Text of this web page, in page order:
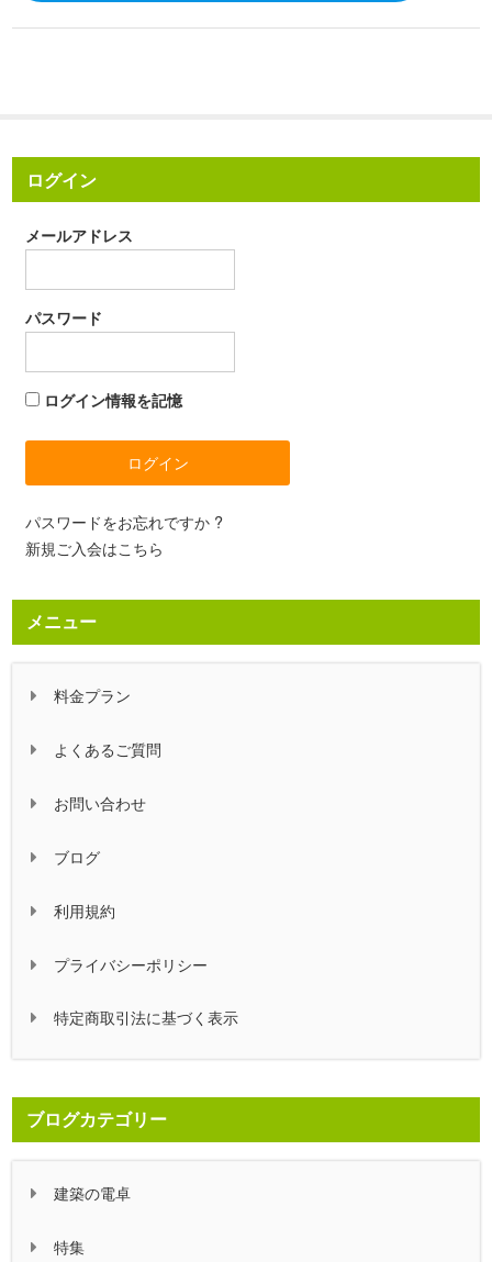
ログイン
メールアドレス
パスワード
ログイン情報を記憶
パスワードをお忘れですか ?
新規ご入会はこちら
メニュー
料金プラン
よくあるご質問
お問い合わせ
ブログ
利用規約
プライバシーポリシー
特定商取引法に基づく表示
ブログカテゴリー
建築の電卓
特集